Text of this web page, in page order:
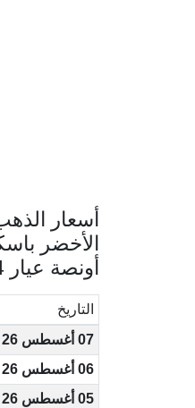
أسعار
الأخضر
أونصة عيار 24
التاريخ
07 أغسطس 26
06 أغسطس 26
05 أغسطس 26